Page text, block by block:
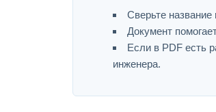
Сверьте
Документ
Если в PDF есть
инженера.